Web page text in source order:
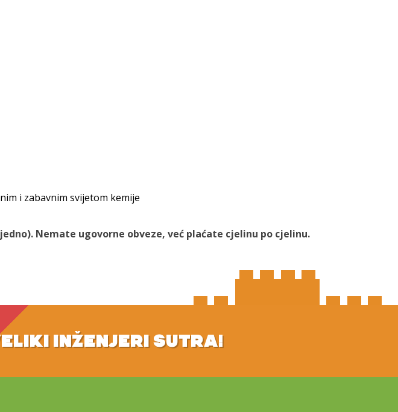
i zabavnim svijetom kemije
Nemate ugovorne obveze, već plaćate cjelinu po cjelinu.
INŽENJERI SUTRA!